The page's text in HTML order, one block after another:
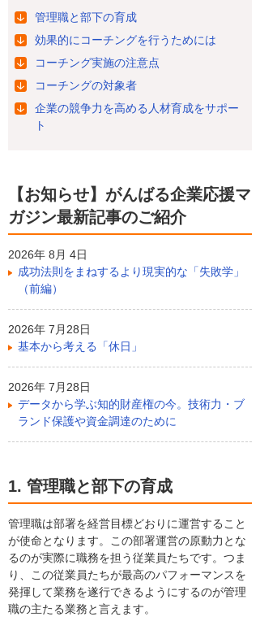
管理職と部下の育成
効果的にコーチングを行うためには
コーチング実施の注意点
コーチングの対象者
企業の競争力を高める人材育成をサポー
ト
【お知らせ】がんばる企業応援マ
ガジン最新記事のご紹介
2026年 8月 4日
成功法則をまねするより現実的な「失敗学」
（前編）
2026年 7月28日
基本から考える「休日」
2026年 7月28日
データから学ぶ知的財産権の今。技術力・ブ
ランド保護や資金調達のために
1. 管理職と部下の育成
管理職は部署を経営目標どおりに運営すること
が使命となります。この部署運営の原動力とな
るのが実際に職務を担う従業員たちです。つま
り、この従業員たちが最高のパフォーマンスを
発揮して業務を遂行できるようにするのが管理
職の主たる業務と言えます。